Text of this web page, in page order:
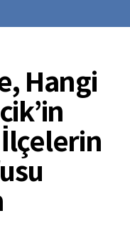
Hangi
İlçelerin